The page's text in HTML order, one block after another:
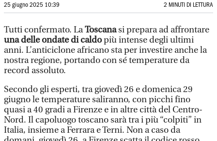
25 giugno 2025 10:39 2 MINUTI DI LETTURA
Tutti confermato. LaToscanasi prepara ad affrontare
una delle ondate di caldopiù intense degli ultimi
anni. L’anticiclone africano sta per investire anche la
nostra regione, portando con sé temperature da
record assoluto.
Secondo gli esperti, tra giovedì 26 e domenica 29
giugno le temperature saliranno, con picchi fino
quasi a 40 gradi a Firenze e in altre città del Centro-
Nord. Il capoluogo toscano sarà tra i più “colpiti” in
Italia, insieme a Ferrara e Terni. Non a caso da